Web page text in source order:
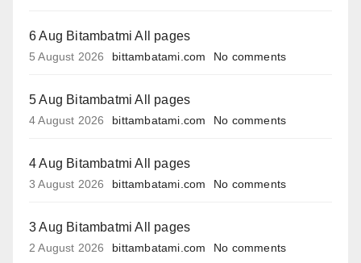
6 Aug Bitambatmi All pages
5 August 2026 bittambatami.com No comments
5 Aug Bitambatmi All pages
4 August 2026 bittambatami.com No comments
4 Aug Bitambatmi All pages
3 August 2026 bittambatami.com No comments
3 Aug Bitambatmi All pages
2 August 2026 bittambatami.com No comments